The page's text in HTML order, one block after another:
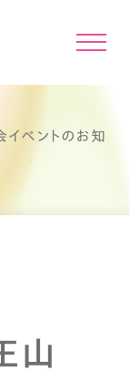
ベントのお知
山